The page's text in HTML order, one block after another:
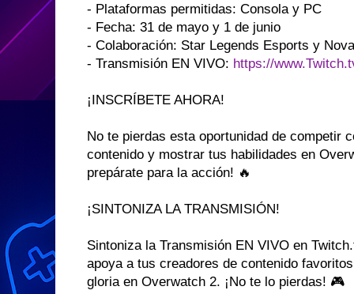
- Plataformas permitidas: Consola y PC
- Fecha: 31 de mayo y 1 de junio
- Colaboración: Star Legends Esports y
- Transmisión EN VIVO: https://
¡INSCRÍBETE AHORA!
No te pierdas esta oportunidad de competir
contenido y mostrar tus habilidades en
prepárate para la acción! 🔥
¡SINTONIZA LA TRANSMISIÓN!
Sintoniza la Transmisión EN VIVO en
apoya a tus creadores de contenido
gloria en Overwatch 2. ¡No te lo pierdas! 🎮